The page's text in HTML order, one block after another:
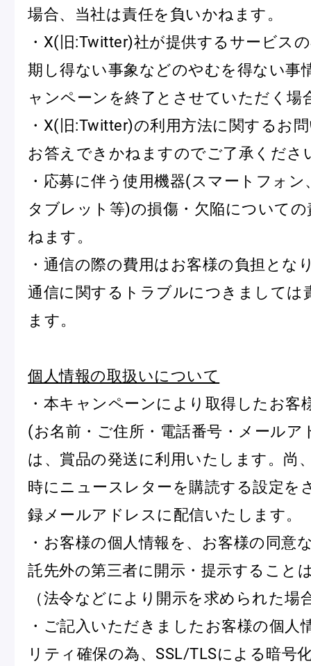
場合、当社は責任を負いかねます。
・X(旧:Twitter)社が提供するサービス
期し得ない事象などのやむを得ない事
ャンペーンを終了とさせていただく場
・X(旧:Twitter)の利用方法に関するお
お答えできかねますのでご了承くださ
・応募に伴う使用機器(スマートフォ
タブレット等)の損傷・欠陥について
ねます。
・通信の際の費用はお客様の負担とな
通信に関するトラブルにつきましては
ます。
個人情報の取扱いについて
・本キャンペーンにより取得したお客
(お名前・ご住所・電話番号・メールア
は、賞品の発送に利用いたします。尚
時にニュースレターを購読する設定を
録メールアドレスに配信いたします。
・お客様の個人情報を、お客様の同意
託先外の第三者に開示・提示すること
（法令などにより開示を求められた場
・ご記入いただきましたお客様の個人
リティ確保の為、SSL/TLSによる暗号